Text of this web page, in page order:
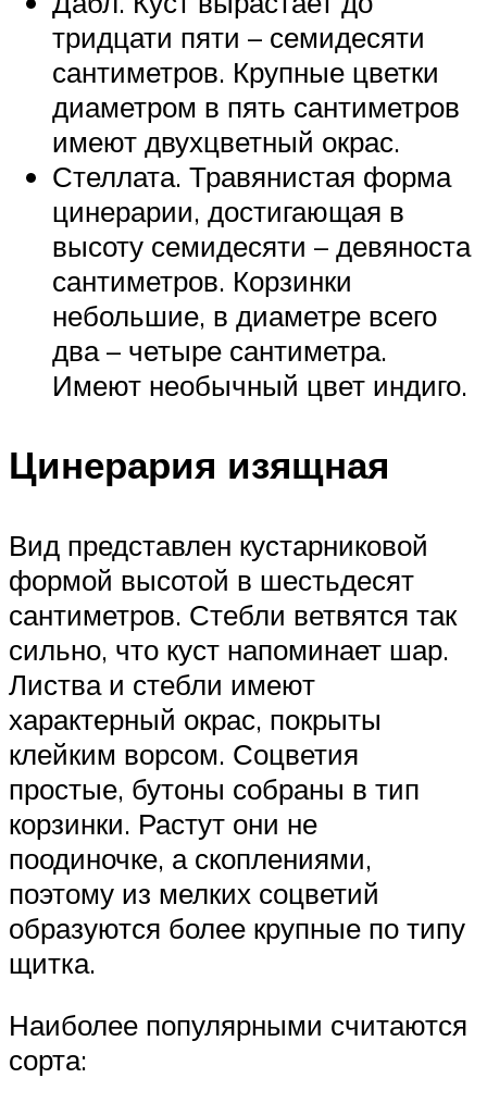
тридцати пяти – семидесяти
сантиметров. Крупные цветки
диаметром в пять сантиметров
имеют двухцветный окрас.
Стеллата. Травянистая форма
цинерарии, достигающая в
высоту семидесяти – девяноста
сантиметров. Корзинки
небольшие, в диаметре всего
два – четыре сантиметра.
Имеют необычный цвет индиго.
Цинерария изящная
Вид представлен кустарниковой
формой высотой в шестьдесят
сантиметров. Стебли ветвятся так
сильно, что куст напоминает шар.
Листва и стебли имеют
характерный окрас, покрыты
клейким ворсом. Соцветия
простые, бутоны собраны в тип
корзинки. Растут они не
поодиночке, а скоплениями,
поэтому из мелких соцветий
образуются более крупные по типу
щитка.
Наиболее популярными считаются
сорта: